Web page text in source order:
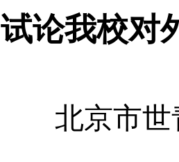
试论我校对
北京市